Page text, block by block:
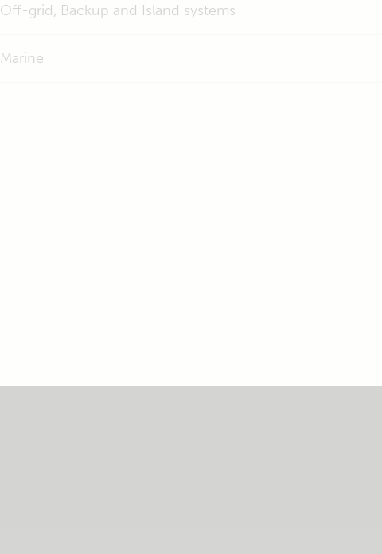
Off-grid, Backup and Island systems
Marine